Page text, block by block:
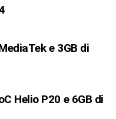
e 3GB di
Helio P20 e 6GB di